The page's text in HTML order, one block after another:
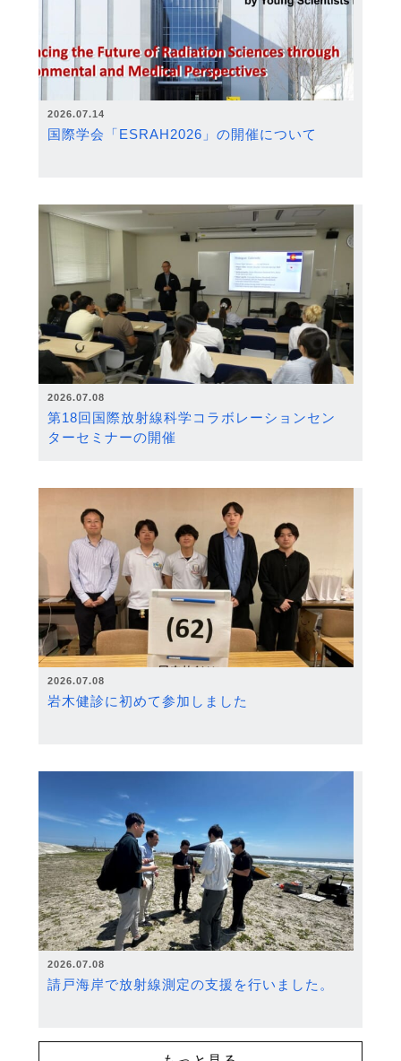
2026.07.14
国際学会「ESRAH2026」の開催について
2026.07.08
第18回国際放射線科学コラボレーションセン
ターセミナーの開催
2026.07.08
岩木健診に初めて参加しました
2026.07.08
請戸海岸で放射線測定の支援を行いました。